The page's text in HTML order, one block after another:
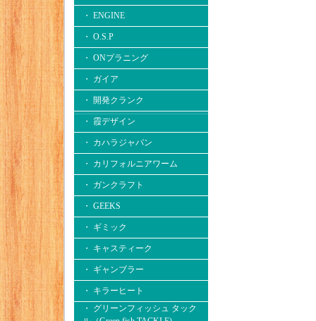
・ ENGINE
・ O.S.P
・ ONプラニング
・ ガイア
・ 開発クランク
・ 霞デザイン
・ カハラジャパン
・ カリフォルニアワーム
・ ガンクラフト
・ GEEKS
・ ギミック
・ キャスティーク
・ ギャンブラー
・ キラーヒート
・ グリーンフィッシュ タック